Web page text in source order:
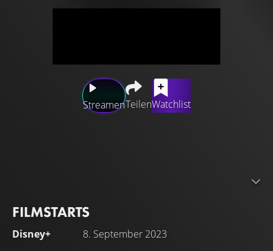
StreamenTeilenWatchlist
ausbilden, aber am Ende werfen sie ihn in seine eigene
FILMSTARTS
Disney+ 8. September 2023